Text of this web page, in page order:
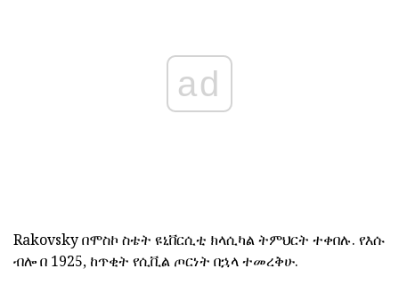
ad
Rakovsky በሞስኮ ስቴት ዩኒቨርሲቲ ክላሲካል ትምህርት ተቀበሉ. የእሱ
ብሎ በ 1925, ከጥቂት የሲቪል ጦርነት በኋላ ተመረቅሁ.